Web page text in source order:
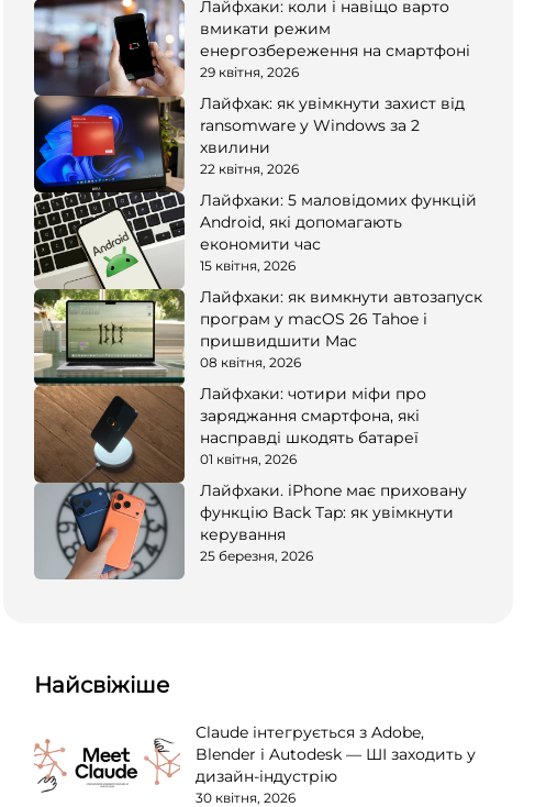
Лайфхаки: коли і навіщо варто
вмикати режим
енергозбереження на смартфоні
29 квітня, 2026
Лайфхак: як увімкнути захист від
ransomware у Windows за 2
хвилини
22 квітня, 2026
Лайфхаки: 5 маловідомих функцій
Android, які допомагають
економити час
15 квітня, 2026
Лайфхаки: як вимкнути автозапуск
програм у macOS 26 Tahoe і
пришвидшити Mac
08 квітня, 2026
Лайфхаки: чотири міфи про
заряджання смартфона, які
насправді шкодять батареї
01 квітня, 2026
Лайфхаки. iPhone має приховану
функцію Back Tap: як увімкнути
керування
25 березня, 2026
Найсвіжіше
Claude інтегрується з Adobe,
Blender і Autodesk — ШІ заходить у
дизайн-індустрію
30 квітня, 2026